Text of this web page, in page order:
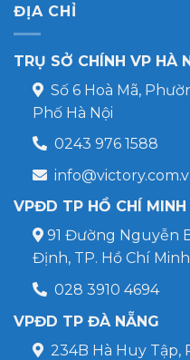
ĐỊA CHỈ
TRỤ SỞ CHÍNH VP HÀ
Số 6 Hoà Mã,
Phố Hà Nội
0243 976 1588
VPĐD TP HỒ CHÍ MINH
91 Đường Nguyễn
Định, TP. Hồ Chí Minh
028 3910 4694
VPĐD TP ĐÀ NẴNG
234B Hà Huy Tập,